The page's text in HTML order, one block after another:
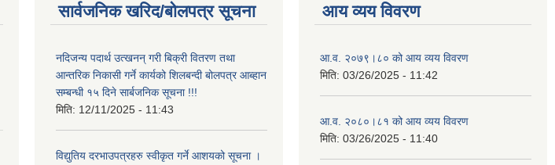
सार्वजनिक खरिद/बोलपत्र सूचना
नदिजन्य पदार्थ उत्खनन् गरी बिक्री वितरण तथा
आन्तरिक निकासी गर्ने कार्यको शिलबन्दी बोलपत्र आब्हान
सम्बन्धी १५ दिने सार्बजनिक सूचना !!!
मिति: 12/11/2025 - 11:43
विद्युतिय दरभाउपत्रहरु स्वीकृत गर्ने आशयको सूचना ।
आय व्यय विवरण
आ.व. २०७९।८० को आय व्यय विवरण
मिति: 03/26/2025 - 11:42
आ.व. २०८०।८१ को आय व्यय विवरण
मिति: 03/26/2025 - 11:40